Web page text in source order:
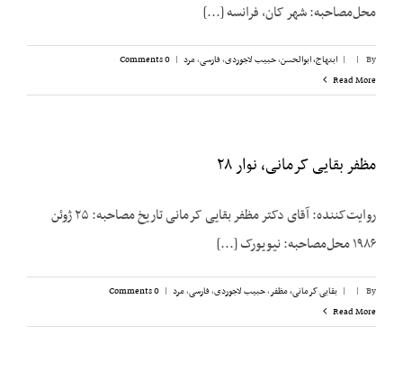
محل‌مصاحبه: شهر کان، فرانسه [...]
By
|
| ابتهاج، ابوالحسن,حبیب لاجوردی,فارسی,مرد |
0 Comments
Read More
مظفر بقایی کرمانی، نوار ۲۸
روایت‌کننده: آقای دکتر مظفر بقایی کرمانی تاریخ مصاحبه: ۲۵ ژوئن
۱۹۸۶ محل‌مصاحبه: نیویورک [...]
By
|
| بقایی کرمانی، مظفر,حبیب لاجوردی,فارسی,مرد |
0 Comments
Read More